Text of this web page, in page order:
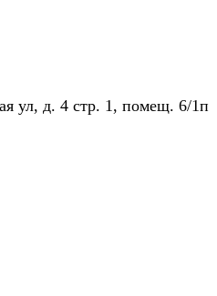
ул, д. 4 стр. 1, помещ. 6/1п